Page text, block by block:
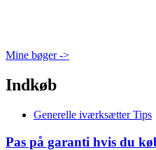
Mine bøger ->
Indkøb
Generelle iværksætter Tips
Pas på garanti hvis du